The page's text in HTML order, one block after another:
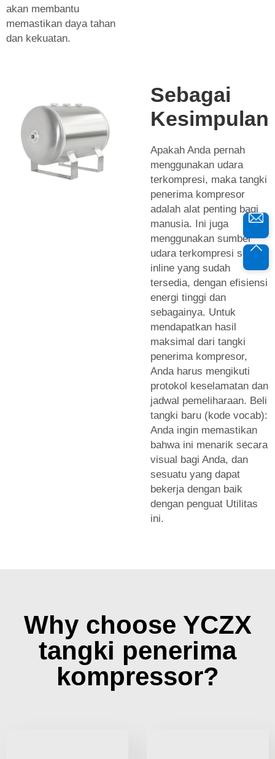
akan membantu
memastikan daya tahan
dan kekuatan.
Sebagai
Kesimpulan
Apakah Anda pernah
menggunakan udara
terkompresi, maka tangki
penerima kompresor
adalah alat penting bagi
manusia. Ini juga
menggunakan sumber
udara terkompresi secara
inline yang sudah
tersedia, dengan efisiensi
energi tinggi dan
sebagainya. Untuk
mendapatkan hasil
maksimal dari tangki
penerima kompresor,
Anda harus mengikuti
protokol keselamatan dan
jadwal pemeliharaan. Beli
tangki baru (kode vocab):
Anda ingin memastikan
bahwa ini menarik secara
visual bagi Anda, dan
sesuatu yang dapat
bekerja dengan baik
dengan penguat Utilitas
ini.
Why choose YCZX
tangki penerima
kompressor?